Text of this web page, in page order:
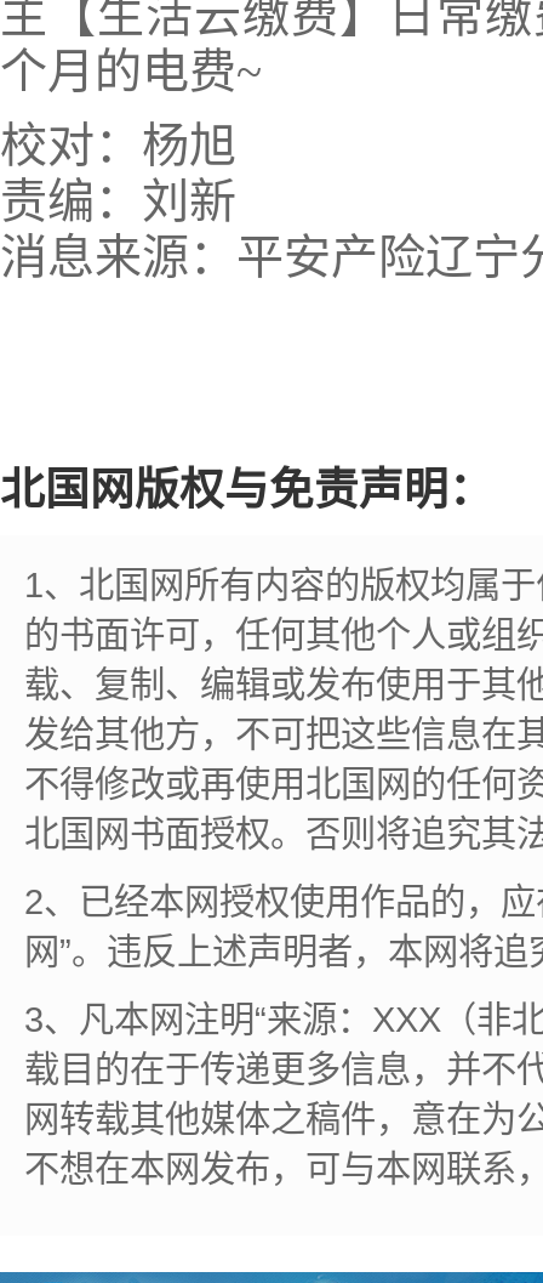
主【生活云缴费】日常
个月的电费~
校对：杨旭
责编：刘新
消息来源：平安产险辽宁
北国网版权与免责声明：
1、北国网所有内容的版权均属
的书面许可，任何其他个人或组
载、复制、编辑或发布使用于其
发给其他方，不可把这些信息在
不得修改或再使用北国网的任何
北国网书面授权。否则将追究其
2、已经本网授权使用作品的，
网”。违反上述声明者，本网将
3、凡本网注明“来源：XXX（非
载目的在于传递更多信息，并不
网转载其他媒体之稿件，意在为
不想在本网发布，可与本网联系